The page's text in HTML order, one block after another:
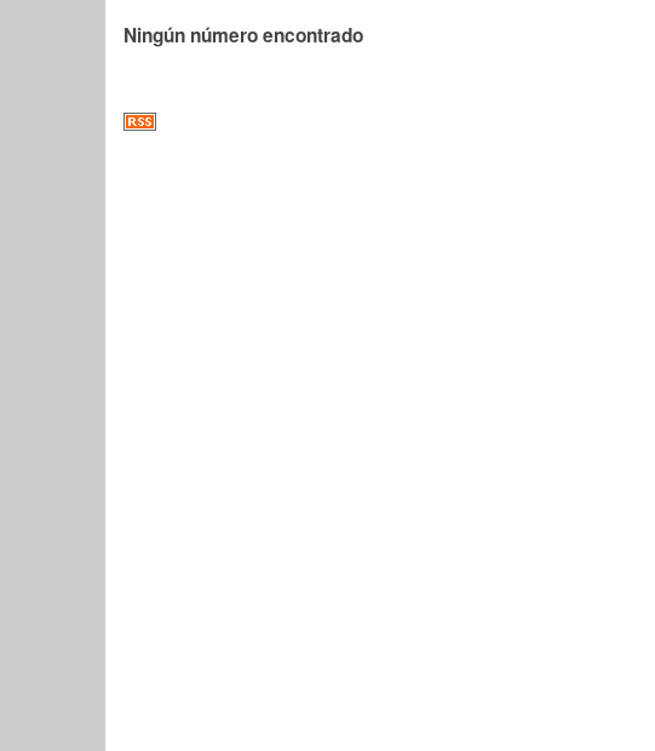
Ningún número encontrado